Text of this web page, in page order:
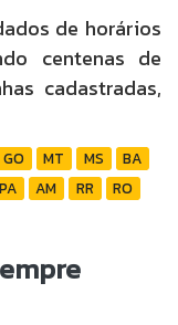
de horários
centenas de
cadastradas,
GO MT MS
BA
PA AM RR
RO